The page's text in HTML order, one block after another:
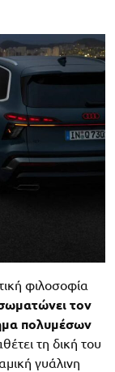
φιλοσοφία
τον
πολυμέσων
τη δική του
γυάλινη